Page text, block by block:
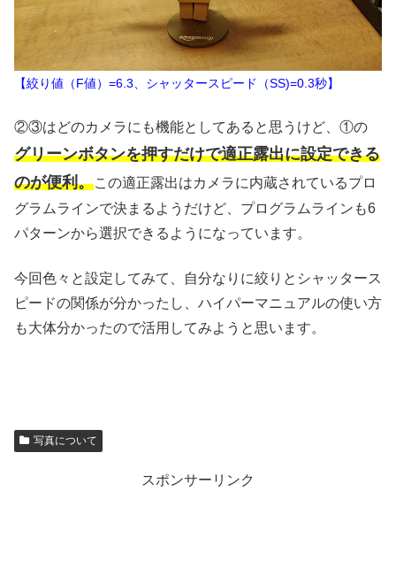
【絞り値（F値）=6.3、シャッタースピード（SS)=0.3秒】
②③はどのカメラにも機能としてあると思うけど、①の
グリーンボタンを押すだけで適正露出に設定できる
のが便利。この適正露出はカメラに内蔵されているプロ
グラムラインで決まるようだけど、プログラムラインも6
パターンから選択できるようになっています。
今回色々と設定してみて、自分なりに絞りとシャッタース
ピードの関係が分かったし、ハイパーマニュアルの使い方
も大体分かったので活用してみようと思います。
写真について
スポンサーリンク